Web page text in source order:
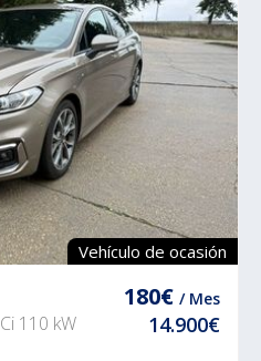
Vehículo de ocasión
110 kW
180€ / Mes
14.900€